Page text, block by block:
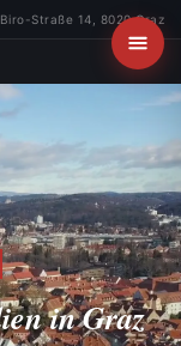
Straße 14, 8020 Graz
in Graz